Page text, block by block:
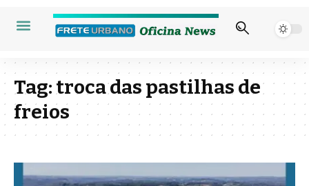
Tag:troca das pastilhas de
freios